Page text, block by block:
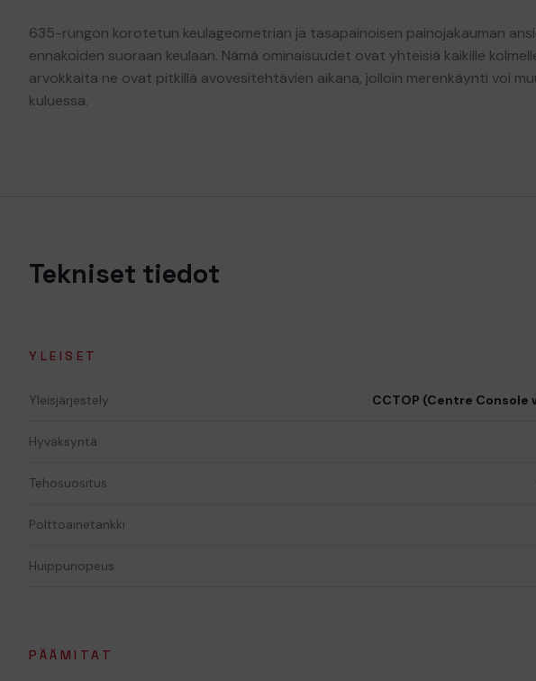
635-rungon korotetun keulageometrian ja tasapainoisen painojakauman
ennakoiden suoraan keulaan. Nämä ominaisuudet ovat yhteisiä kaikille
arvokkaita ne ovat pitkillä avovesitehtävien aikana, jolloin merenkäynti voi
kuluessa.
Tekniset tiedot
YLEISET
Yleisjärjestely CCTOP (Centre
Hyväksyntä
Tehosuositus
Polttoainetankki
Huippunopeus
PÄÄMITAT